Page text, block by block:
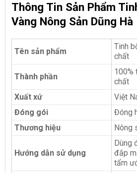
Thông Tin Sản Phẩm
Vàng Nông Sản Dũng Hà
Tên sản phẩm
Tinh
chất
Thành phần
100%
chất
Xuất xứ
Việt
Đóng gói
Đóng
Thương hiệu
Nông
Hướng dẫn sử dụng
Dùng
đắp
tẩm